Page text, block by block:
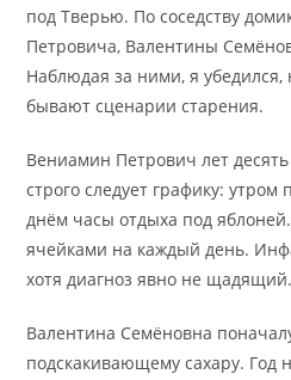
под Тверью. По соседству
Петровича, Валентины
Наблюдая за ними, я убедился,
бывают сценарии старения.
Вениамин Петрович лет
строго следует графику: утром
днём часы отдыха под
ячейками на каждый день.
хотя диагноз явно не щадящий.
Валентина Семёновна
подскакивающему сахару. Год